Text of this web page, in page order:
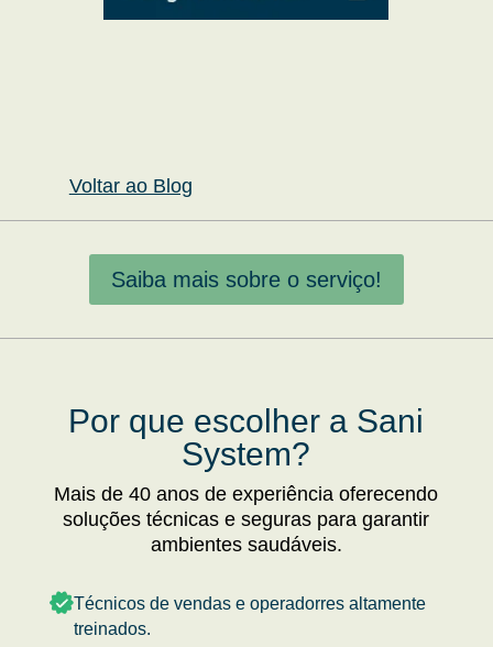
Voltar ao Blog
Saiba mais sobre o serviço!
Por que escolher a Sani
System?
Mais de 40 anos de experiência oferecendo
soluções técnicas e seguras para garantir
ambientes saudáveis.
Técnicos de vendas e operadorres altamente
treinados.